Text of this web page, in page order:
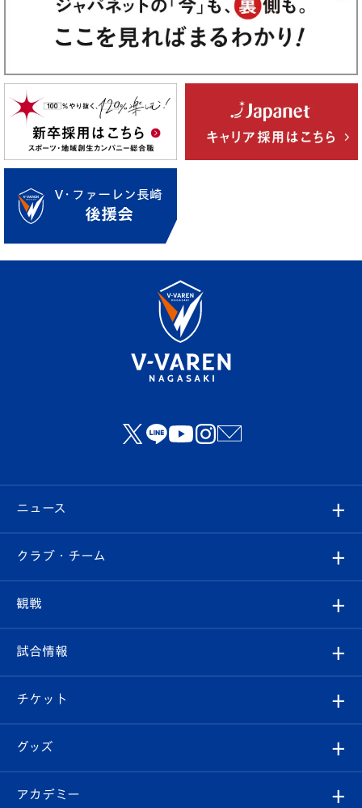
ニュース
すべて
クラブ
試合情報
チケット
イベント
クラブ・チーム
クラブ概要
エンブレム紹介
スタッフプロフィール
観戦
観戦ルール
はじめての観戦ガイド
Revive Team
試合情報
試合日程/結果
フォトギャラリー
チケット
チケット
グッズ
オンラインショップ
アカデミー